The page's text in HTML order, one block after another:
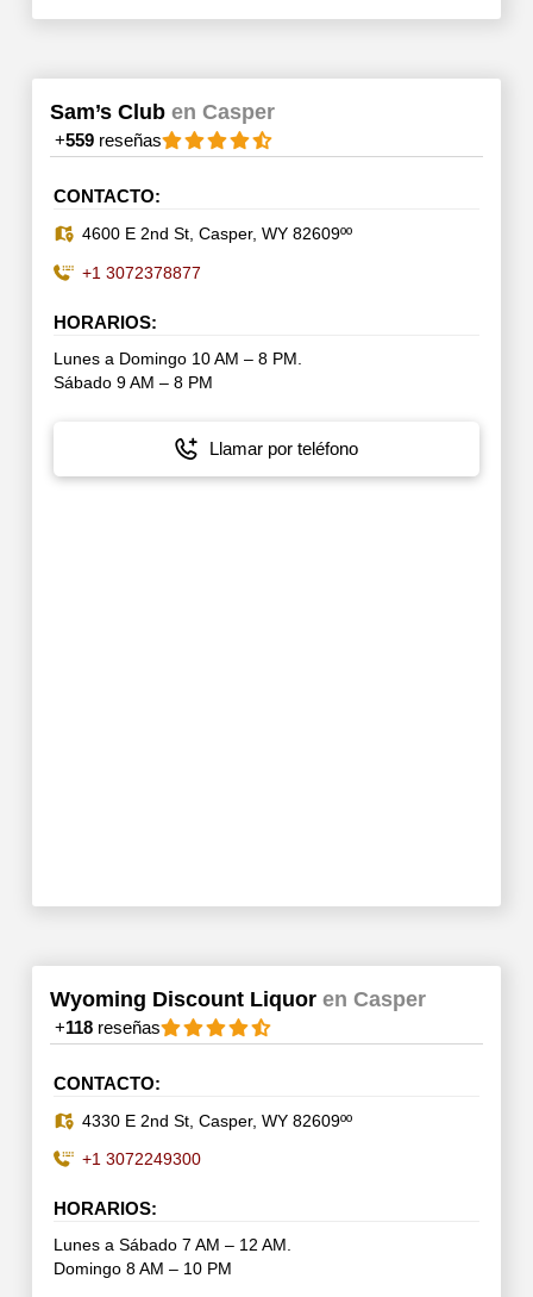
Sam’s Club en Casper
+559reseñas
CONTACTO:
4600 E 2nd St, Casper, WY 82609ºº
+1 3072378877
HORARIOS:
Lunes a Domingo 10 AM – 8 PM.
Sábado 9 AM – 8 PM
Llamar por teléfono
Wyoming Discount Liquor en Casper
+118reseñas
CONTACTO:
4330 E 2nd St, Casper, WY 82609ºº
+1 3072249300
HORARIOS:
Lunes a Sábado 7 AM – 12 AM.
Domingo 8 AM – 10 PM